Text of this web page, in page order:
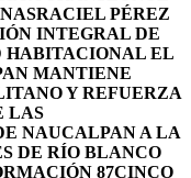
RACIEL PÉREZ
INTEGRAL DE
EL
MANTIENE
Y REFUERZA
LAS
NAUCALPAN A LA
DE RÍO BLANCO
87CINCO